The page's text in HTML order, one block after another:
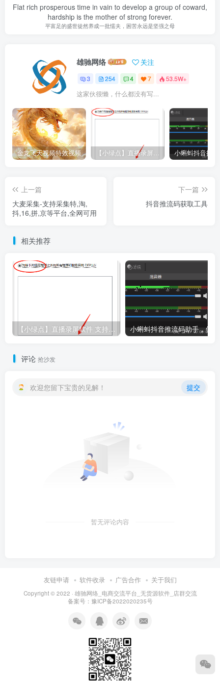
Flat rich prosperous time in vain to develop a group of coward,
hardship is the mother of strong forever.
平富足的盛世徒然养成一批懦夫，困苦永远是坚强之母
雄驰网络 关注
3 254 4 7 53.5W+
这家伙很懒，什么都没有写...
金龙飞天视频特效视频 【小绿点】直播录屏软件 支持抖音快手直播屏幕高清录制
上一篇
大麦采集-支持采集特,淘,
抖,16,拼,京等平台,全网可用
下一篇
抖音推流码获取工具
相关推荐
【小绿点】直播录屏软件 支持抖音快手直播屏幕高清录制
评论 抢沙发
欢迎您留下宝贵的见解！ 提交
暂无评论内容
友链申请 软件收录 广告合作 关于我们
Copyright © 2022 · 雄驰网络_电商交流平台_无货源软件_店群交流
备案号： 豫ICP备2022020235号